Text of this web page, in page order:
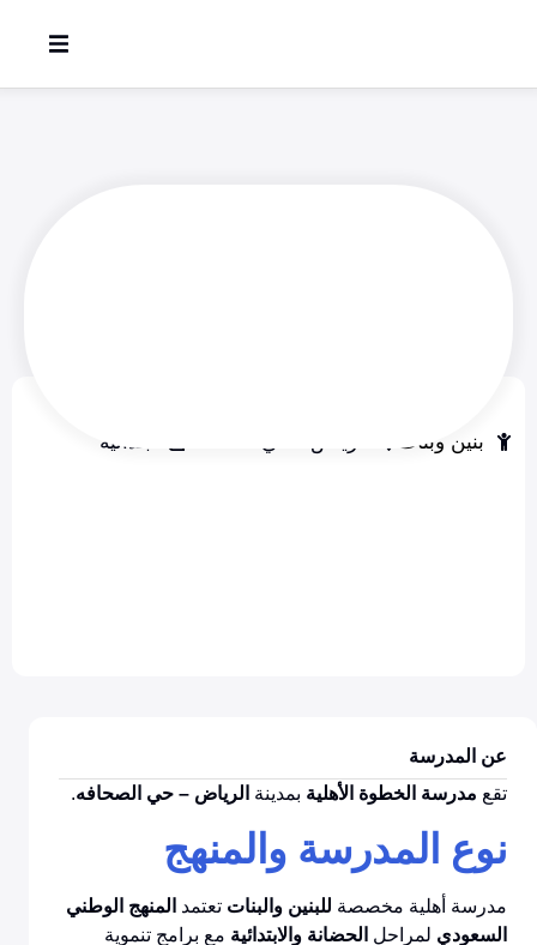
بنين وبنات ابتدائية
عن المدرسة
تقع مدرسة الخطوة الأهلية بمدينة الرياض – حي الصحافه.
نوع المدرسة والمنهج
مدرسة أهلية مخصصة للبنين والبنات تعتمد المنهج الوطني
السعودي لمراحل الحضانة والابتدائية مع برامج تنموية